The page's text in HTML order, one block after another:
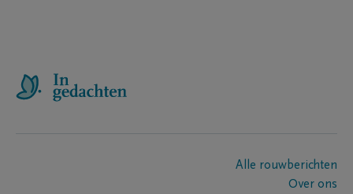
Alle rouwberichten
Over ons